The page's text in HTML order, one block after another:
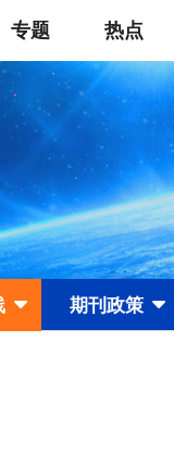
专题 热点
期刊政策